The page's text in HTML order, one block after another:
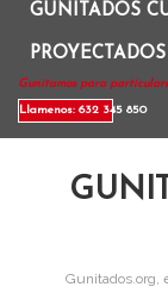
GUNITADOS
PROYECTADOS
Gunitamos para
Llamenos: 632 345 850
Gunitados.org,